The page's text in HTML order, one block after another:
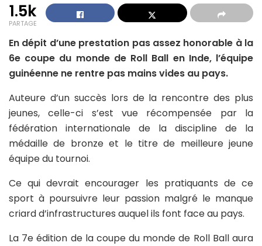
1.5k
PARTAGE
En dépit d’une prestation pas assez honorable à la
6e coupe du monde de Roll Ball en Inde, l’équipe
guinéenne ne rentre pas mains vides au pays.
Auteure d’un succès lors de la rencontre des plus
jeunes, celle-ci s’est vue récompensée par la
fédération internationale de la discipline de la
médaille de bronze et le titre de meilleure jeune
équipe du tournoi.
Ce qui devrait encourager les pratiquants de ce
sport à poursuivre leur passion malgré le manque
criard d’infrastructures auquel ils font face au pays.
La 7e édition de la coupe du monde de Roll Ball aura